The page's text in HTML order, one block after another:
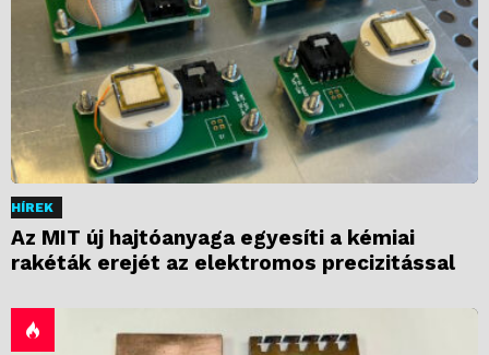
HÍREK
Az MIT új hajtóanyaga egyesíti a kémiai
rakéták erejét az elektromos precizitással